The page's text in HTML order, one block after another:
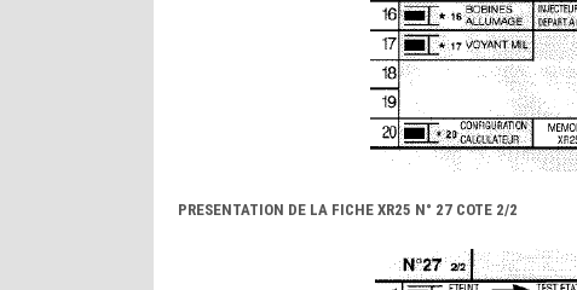
PRESENTATION DE LA FICHE XR25 N° 27 COTE 2/2